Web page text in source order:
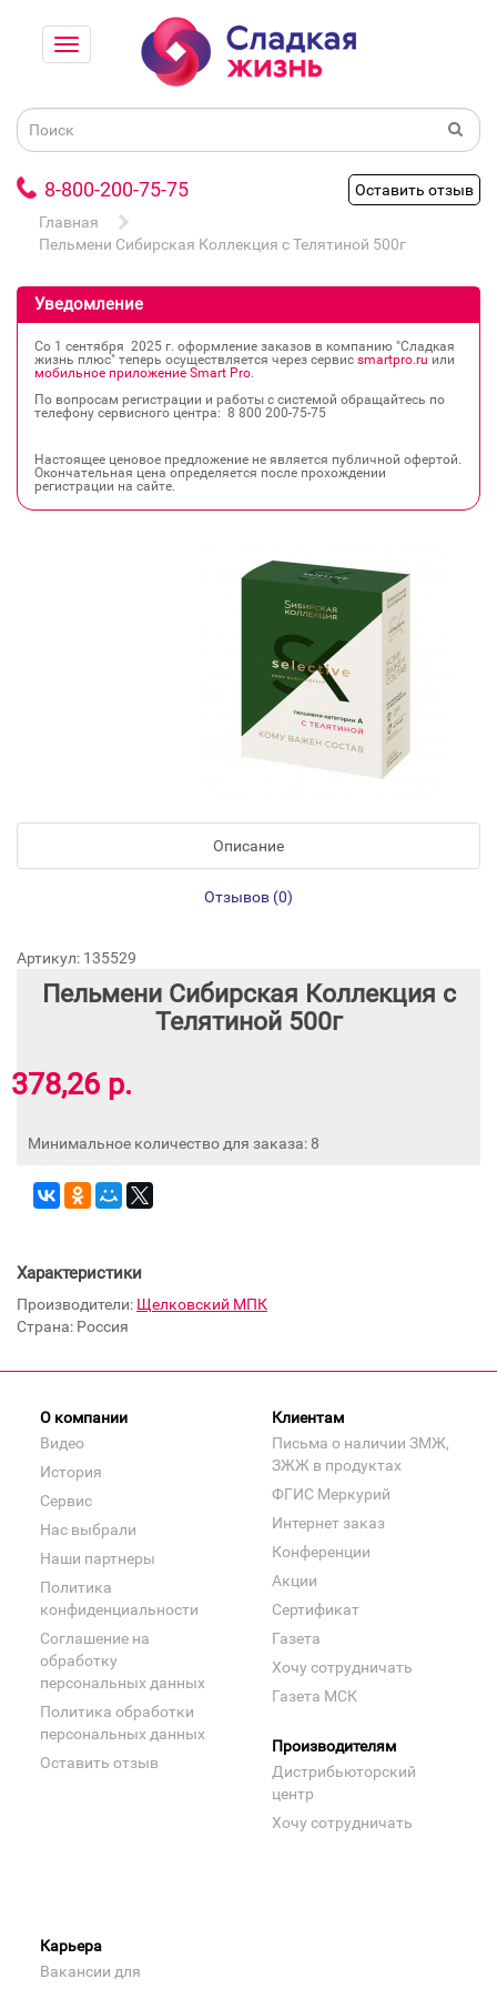
8-800-200-75-75
Оставить отзыв
Главная
Пельмени Сибирская Коллекция с Телятиной 500г
Уведомление
Со 1 сентября 2025 г. оформление заказов в компанию "Сладкая
жизнь плюс" теперь осуществляется через сервис smartpro.ru или
мобильное приложение Smart Pro.
По вопросам регистрации и работы с системой обращайтесь по
телефону сервисного центра: 8 800 200‐75‐75
Настоящее ценовое предложение не является публичной офертой.
Окончательная цена определяется после прохождении
регистрации на сайте.
Описание
Отзывов (0)
Артикул: 135529
Пельмени Сибирская Коллекция с
Телятиной 500г
378,26 р.
Минимальное количество для заказа: 8
Характеристики
Производители: Щелковский МПК
Страна: Россия
О компании
Видео
История
Сервис
Нас выбрали
Наши партнеры
Политика
конфиденциальности
Соглашение на
обработку
персональных данных
Политика обработки
персональных данных
Оставить отзыв
Клиентам
Письма о наличии ЗМЖ,
ЗЖЖ в продуктах
ФГИС Меркурий
Интернет заказ
Конференции
Акции
Сертификат
Газета
Хочу сотрудничать
Газета МСК
Производителям
Дистрибьюторский
центр
Хочу сотрудничать
Карьера
Вакансии для